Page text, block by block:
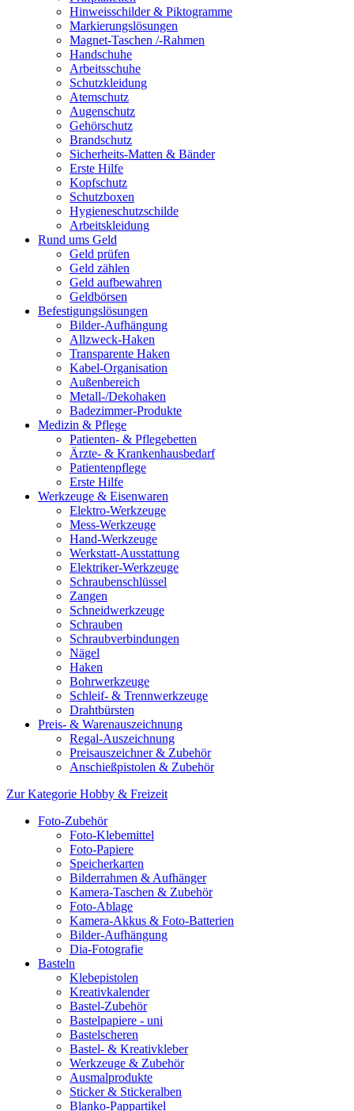
Hinweisschilder & Piktogramme
Markierungslösungen
Magnet-Taschen /-Rahmen
Handschuhe
Arbeitsschuhe
Schutzkleidung
Atemschutz
Augenschutz
Gehörschutz
Brandschutz
Sicherheits-Matten & Bänder
Erste Hilfe
Kopfschutz
Schutzboxen
Hygieneschutzschilde
Arbeitskleidung
Rund ums Geld
Geld prüfen
Geld zählen
Geld aufbewahren
Geldbörsen
Befestigungslösungen
Bilder-Aufhängung
Allzweck-Haken
Transparente Haken
Kabel-Organisation
Außenbereich
Metall-/Dekohaken
Badezimmer-Produkte
Medizin & Pflege
Patienten- & Pflegebetten
Ärzte- & Krankenhausbedarf
Patientenpflege
Erste Hilfe
Werkzeuge & Eisenwaren
Elektro-Werkzeuge
Mess-Werkzeuge
Hand-Werkzeuge
Werkstatt-Ausstattung
Elektriker-Werkzeuge
Schraubenschlüssel
Zangen
Schneidwerkzeuge
Schrauben
Schraubverbindungen
Nägel
Haken
Bohrwerkzeuge
Schleif- & Trennwerkzeuge
Drahtbürsten
Preis- & Warenauszeichnung
Regal-Auszeichnung
Preisauszeichner & Zubehör
Anschießpistolen & Zubehör
Zur Kategorie Hobby & Freizeit
Foto-Zubehör
Foto-Klebemittel
Foto-Papiere
Speicherkarten
Bilderrahmen & Aufhänger
Kamera-Taschen & Zubehör
Foto-Ablage
Kamera-Akkus & Foto-Batterien
Bilder-Aufhängung
Dia-Fotografie
Basteln
Klebepistolen
Kreativkalender
Bastel-Zubehör
Bastelpapiere - uni
Bastelscheren
Bastel- & Kreativkleber
Werkzeuge & Zubehör
Ausmalprodukte
Sticker & Stickeralben
Blanko-Pappartikel